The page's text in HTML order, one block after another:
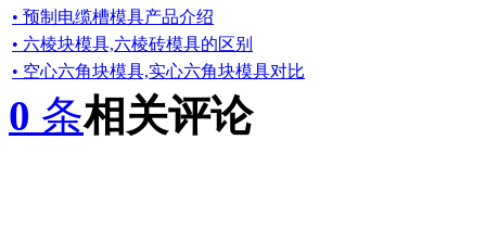
• 预制电缆槽模具产品介绍
• 六棱块模具,六棱砖模具的区别
• 空心六角块模具,实心六角块模具对比
0 条相关评论